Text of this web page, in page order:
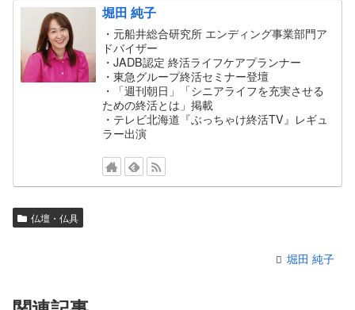
堀田 純子
・元船井総合研究所 エンディング事業部門ア
ドバイザー
・JADB認定 終活ライフケアプランナー
・東急グループ終活セミナー登壇
・「週刊朝日」「シニアライフを充実させる
ための終活とは」掲載
・テレビ北海道『ぶっちゃけ終活TV』レギュ
ラー出演
仏壇・仏具
堀田 純子